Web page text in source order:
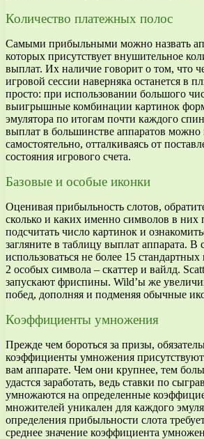
Количество платежных полос
Самыми прибыльными можно назвать
которых присутствует внушительное
выплат. Их наличие говорит о том, что
игровой сессии наверняка останется в
просто: при использовании большого
выигрышные комбинации картинок
эмулятора по итогам почти каждого
выплат в большинстве аппаратов можно
самостоятельно, отталкиваясь от
состояния игрового счета.
Базовые и особые иконки
Оценивая прибыльность слотов,
сколько и каких именно символов в них
подсчитать число картинок и
загляните в таблицу выплат аппарата. В
использоваться не более 15
2 особых символа – скаттер и вайлд.
запускают фриспины. Wild’ы же
побед, дополняя и подменяя обычные
Коэффициенты умножения
Прежде чем бороться за призы,
коэффициенты умножения
вам аппарате. Чем они крупнее, тем
удастся заработать, ведь ставки по
умножаются на определенные
множителей уникален для каждого
определения прибыльности слота
среднее значение коэффициента